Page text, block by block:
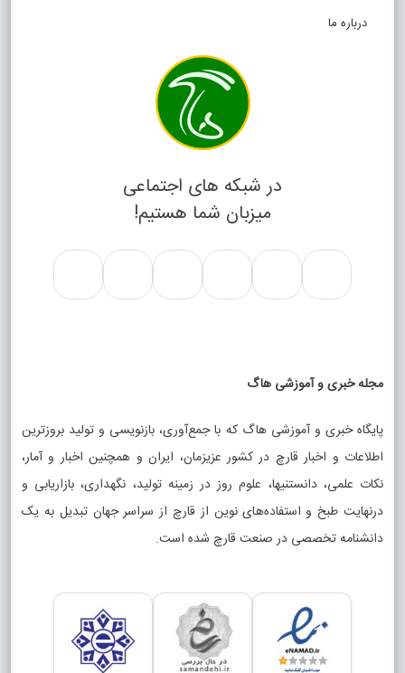
درباره ما
در شبکه های اجتماعی
میزبان شما هستیم!
مجله خبری و آموزشی هاگ
پایگاه خبری و آموزشی هاگ که با جمع‌آوری، بازنویسی و تولید بروزترین
اطلاعات و اخبار قارچ در کشور عزیزمان، ایران و همچنین اخبار و آمار،
نکات علمی، دانستنیها، علوم روز در زمینه تولید، نگهداری، بازاریابی و
درنهایت طبخ و استفاده‌های نوین از قارچ از سراسر جهان تبدیل به یک
دانشنامه تخصصی در صنعت قارچ شده است.